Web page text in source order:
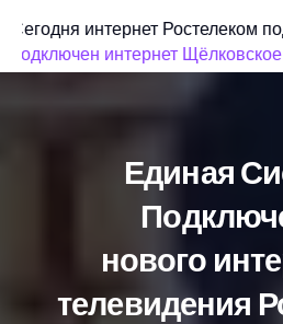
Сегодня интернет Ростелеком
подключен интернет
Единая
нового
телевидения